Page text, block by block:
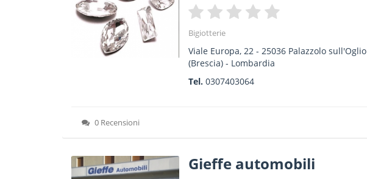
Bigiotterie
Viale Europa, 22 -25036 Palazzolo sull'Oglio
(Brescia) - Lombardia
Tel.0307403064
0 Recensioni
Gieffe automobili